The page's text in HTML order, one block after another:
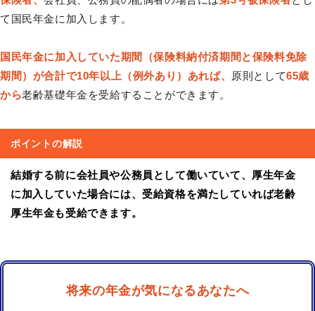
て国民年金に加入します。
国民年金に加入していた期間（保険料納付済期間と保険料免除
期間）が合計で10年以上（例外あり）あれば、
原則として65歳
から老齢基礎年金を受給することができます。
ポイントの解説
結婚する前に会社員や公務員として働いていて、厚生年金
に加入していた場合には、受給資格を満たしていれば老齢
厚生年金も受給できます。
将来の年金が気になるあなたへ